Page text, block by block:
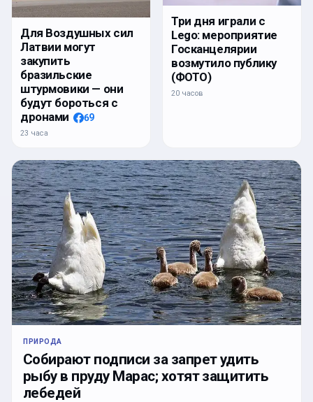
Для Воздушных сил
Латвии могут
закупить
бразильские
штурмовики — они
будут бороться с
дронами
69
23 часа
Три дня играли с
Lego: мероприятие
Госканцелярии
возмутило публику
(ФОТО)
20 часов
ПРИРОДА
Собирают подписи за запрет удить
рыбу в пруду Марас; хотят защитить
лебедей